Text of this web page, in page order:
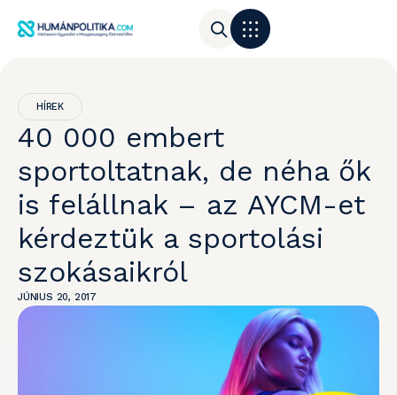
HÍREK
40 000 embert
sportoltatnak, de néha ők
is felállnak – az AYCM-et
kérdeztük a sportolási
szokásaikról
JÚNIUS 20, 2017